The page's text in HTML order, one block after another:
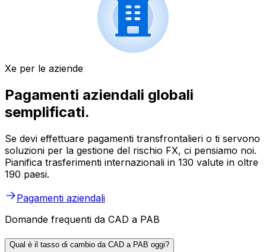
Xe per le aziende
Pagamenti aziendali globali
semplificati.
Se devi effettuare pagamenti transfrontalieri o ti servono
soluzioni per la gestione del rischio FX, ci pensiamo noi.
Pianifica trasferimenti internazionali in 130 valute in oltre
190 paesi.
Pagamenti aziendali
Domande frequenti da CAD a PAB
Qual è il tasso di cambio da CAD a PAB oggi?